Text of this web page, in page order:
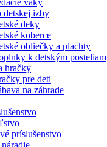
vaky
detskej izby
deky
koberce
obliečky a plachty
k detským posteliam
hračky
pre deti
na záhrade
príslušenstvo